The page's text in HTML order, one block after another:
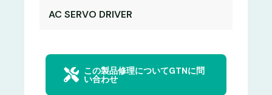
AC SERVO DRIVER
この製品修理についてGTNに問
い合わせ